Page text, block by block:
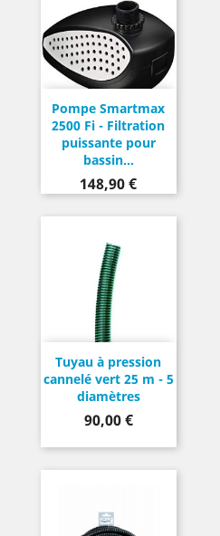
Pompe Smartmax
2500 Fi - Filtration
puissante pour
bassin...
Prix
148,90 €
Tuyau à pression
cannelé vert 25 m - 5
diamètres
Prix
90,00 €